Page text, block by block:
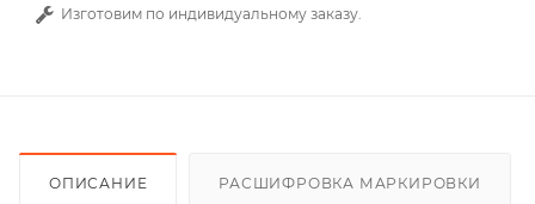
Изготовим по индивидуальному заказу.
ОПИСАНИЕ РАСШИФРОВКА МАРКИРОВКИ